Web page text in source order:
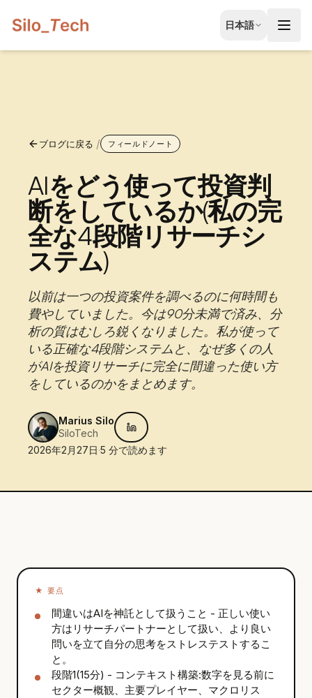
日本語
EN
English
無料相談を予約する
ブログに戻る / フィールドノート
AIをどう使って投資判
断をしているか(私の完
全な4段階リサーチシ
ステム)
以前は一つの投資案件を調べるのに何時間も
費やしていました。今は90分未満で済み、分
析の質はむしろ鋭くなりました。私が使って
いる正確な4段階システムと、なぜ多くの人
がAIを投資リサーチに完全に間違った使い方
をしているのかをまとめます。
Marius Silo
SiloTech
2026年2月27日·5 分で読めます
★ 要点
間違いはAIを神託として扱うこと - 正しい使い
方はリサーチパートナーとして扱い、より良い
問いを立て自分の思考をストレステストするこ
と。
段階1(15分) - コンテキスト構築:数字を見る前に
セクター概観、主要プレイヤー、マクロリス